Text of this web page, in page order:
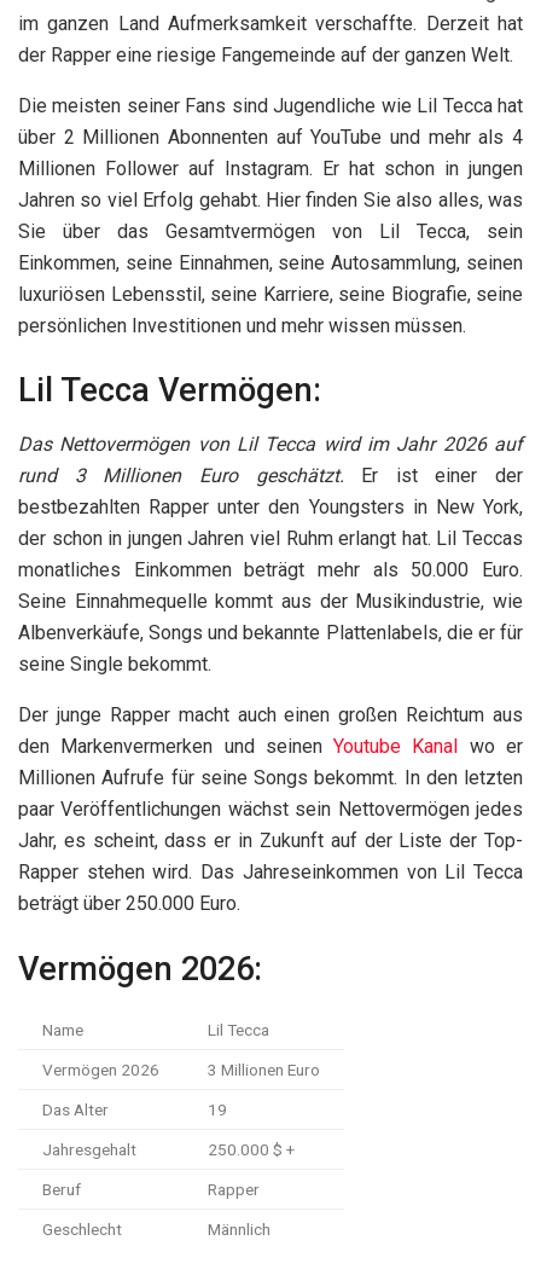
im ganzen Land Aufmerksamkeit verschaffte. Derzeit hat
der Rapper eine riesige Fangemeinde auf der ganzen Welt.
Die meisten seiner Fans sind Jugendliche wie Lil Tecca hat
über 2 Millionen Abonnenten auf YouTube und mehr als 4
Millionen Follower auf Instagram. Er hat schon in jungen
Jahren so viel Erfolg gehabt. Hier finden Sie also alles, was
Sie über das Gesamtvermögen von Lil Tecca, sein
Einkommen, seine Einnahmen, seine Autosammlung, seinen
luxuriösen Lebensstil, seine Karriere, seine Biografie, seine
persönlichen Investitionen und mehr wissen müssen.
Lil Tecca Vermögen:
Das Nettovermögen von Lil Tecca wird im Jahr 2026 auf
rund 3 Millionen Euro geschätzt. Er ist einer der
bestbezahlten Rapper unter den Youngsters in New York,
der schon in jungen Jahren viel Ruhm erlangt hat. Lil Teccas
monatliches Einkommen beträgt mehr als 50.000 Euro.
Seine Einnahmequelle kommt aus der Musikindustrie, wie
Albenverkäufe, Songs und bekannte Plattenlabels, die er für
seine Single bekommt.
Der junge Rapper macht auch einen großen Reichtum aus
den Markenvermerken und seinenYoutube Kanal wo er
Millionen Aufrufe für seine Songs bekommt. In den letzten
paar Veröffentlichungen wächst sein Nettovermögen jedes
Jahr, es scheint, dass er in Zukunft auf der Liste der Top-
Rapper stehen wird. Das Jahreseinkommen von Lil Tecca
beträgt über 250.000 Euro.
Vermögen 2026:
Name Lil Tecca
Vermögen 2026 3 Millionen Euro
Das Alter 19
Jahresgehalt 250.000 $ +
Beruf Rapper
Geschlecht Männlich